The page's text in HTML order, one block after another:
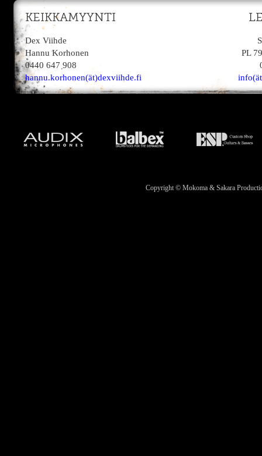
KEIKKAMYYNTI
Dex Viihde
Hannu Korhonen
0440 647 908
hannu.korhonen(ät)dexviihde.fi
PL
Copyright © Mokoma & Sakara